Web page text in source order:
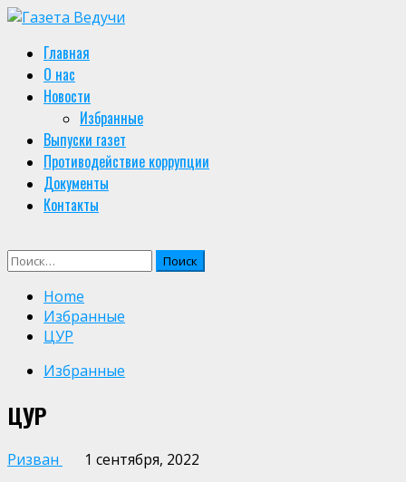
Skip
content
Primary
Menu
Главная
О нас
Новости
Избранные
Выпуски газет
Противодействие коррупции
Документы
Контакты
Найти:
Home
Избранные
ЦУР
Избранные
ЦУР
Ризван
1 сентября, 2022